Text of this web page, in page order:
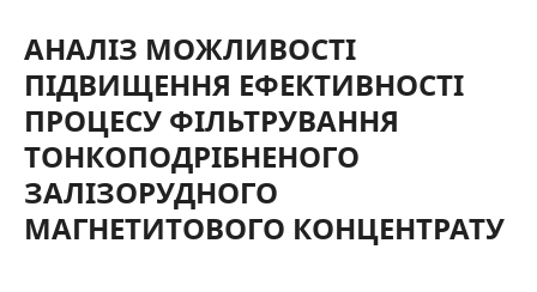
АНАЛІЗ МОЖЛИВОСТІ
ПІДВИЩЕННЯ ЕФЕКТИВНОСТІ
ПРОЦЕСУ ФІЛЬТРУВАННЯ
ТОНКОПОДРІБНЕНОГО
ЗАЛІЗОРУДНОГО
МАГНЕТИТОВОГО КОНЦЕНТРАТУ